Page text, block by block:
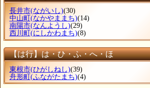
長井市(ながいし)(30)
中山町 (なかやままち)(14)
南陽市(なんようし)(29)
西川町 (にしかわまち)(8)
【は行】は・ひ・ふ・へ・ほ
東根市(ひがしねし)(39)
舟形町 (ふながたまち)(4)